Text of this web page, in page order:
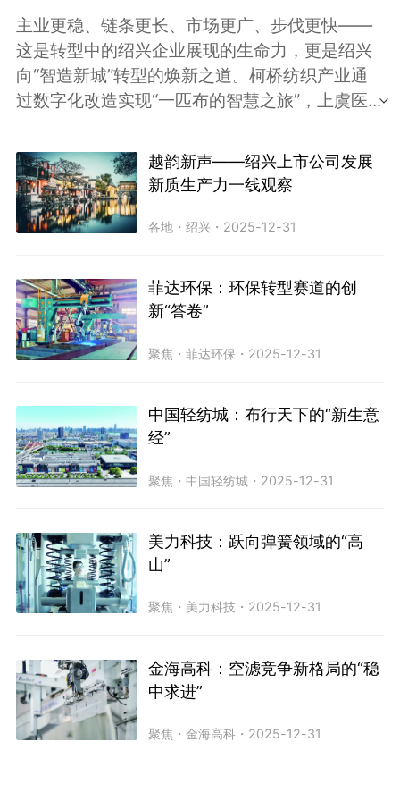
主业更稳、链条更长、市场更广、步伐更快——
这是转型中的绍兴企业展现的生命力，更是绍兴
向“智造新城”转型的焕新之道。柯桥纺织产业通
过数字化改造实现“一匹布的智慧之旅”，上虞医...
越韵新声——绍兴上市公司发展
新质生产力一线观察
各地 ・绍兴 ・ 2025-12-31
菲达环保：环保转型赛道的创
新“答卷”
聚焦 ・菲达环保 ・ 2025-12-31
中国轻纺城：布行天下的“新生意
经”
聚焦 ・ 中国轻纺城 ・ 2025-12-31
美力科技：跃向弹簧领域的“高
山”
聚焦 ・ 美力科技 ・ 2025-12-31
金海高科：空滤竞争新格局的“稳
中求进”
聚焦 ・金海高科 ・ 2025-12-31